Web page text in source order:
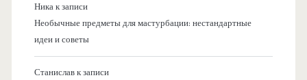
Никак записи
Необычные предметы для мастурбации: нестандартные
идеи и советы
Станиславк записи